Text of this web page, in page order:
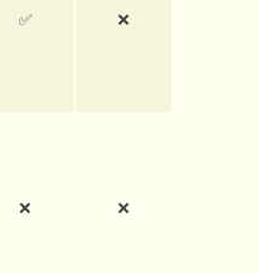
✅ ❌
❌ ❌